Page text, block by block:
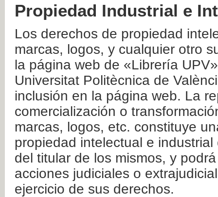
Propiedad Industrial e
Los derechos de propiedad
marcas, logos, y cualquier otro
la página web de «Librería
Universitat Politècnica de
inclusión en la página web. La
comercialización o
marcas, logos, etc. constituye
propiedad intelectual e
del titular de los mismos, y
acciones judiciales o
ejercicio de sus derechos.